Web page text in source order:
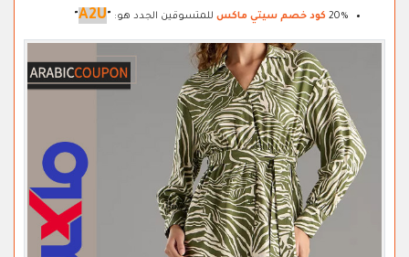
20% كود خصم سيتي ماكس للمتسوقين الجدد هو: "
A2U
"